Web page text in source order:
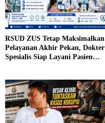
RSUD ZUS Tetap Maksimalkan
Pelayanan Akhir Pekan, Dokter
Spesialis Siap Layani Pasien